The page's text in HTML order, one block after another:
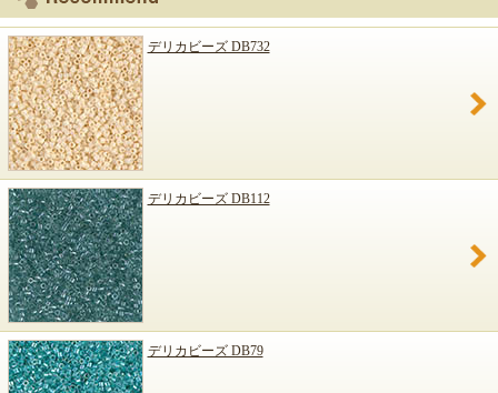
デリカビーズ DB732
デリカビーズ DB112
デリカビーズ DB79